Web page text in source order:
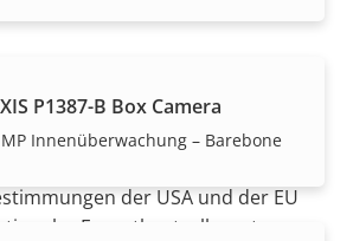
P1387-B Box Camera
Innenüberwachung – Barebone
der USA und der EU
Exportkontrollgesetze.